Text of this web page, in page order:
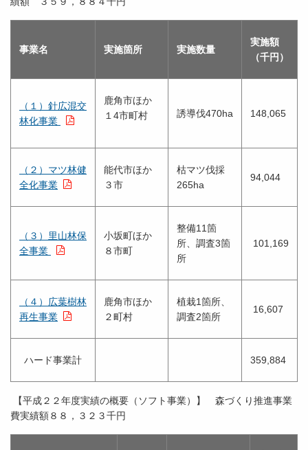
事業名 実施箇所 実施数量
実施額
（千円）
（１）針広混交
林化事業
鹿角市ほか
１4市町村
誘導伐470ha 148,065
（２）マツ林健
全化事業
能代市ほか
３市
枯マツ伐採
265ha
94,044
（３）里山林保
全事業
小坂町ほか
８市町
整備11箇
所、調査3箇
所
101,169
（４）広葉樹林
再生事業
鹿角市ほか
２町村
植栽1箇所、
調査2箇所
16,607
ハード事業計 359,884
【平成２２年度実績の概要（ソフト事業）】 森づくり推進事業
費実績額８８，３２３千円